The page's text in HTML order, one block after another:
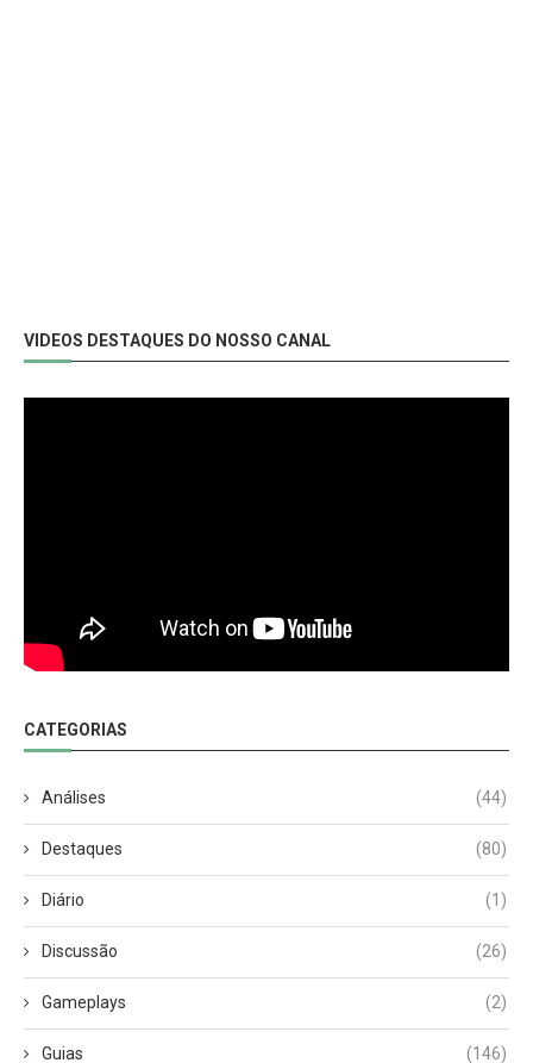
VIDEOS DESTAQUES DO NOSSO CANAL
CATEGORIAS
Análises (44)
Destaques (80)
Diário (1)
Discussão (26)
Gameplays (2)
Guias (146)